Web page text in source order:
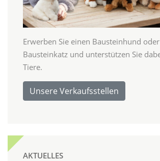
Erwerben Sie einen Bausteinhund
Bausteinkatz und unterstützen Sie
Tiere.
Unsere Verkaufsstellen
AKTUELLES